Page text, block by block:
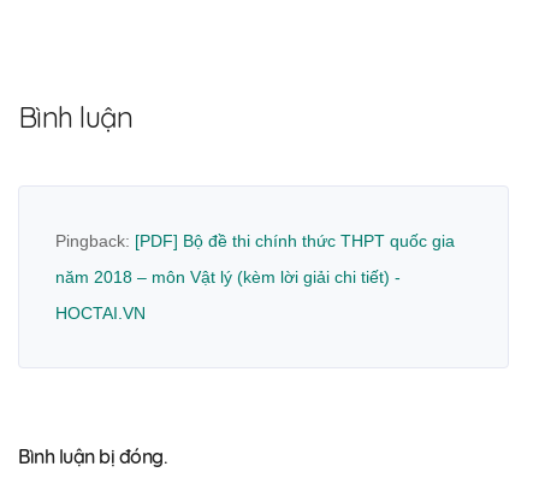
Bình luận
Pingback: [PDF] Bộ đề thi chính thức THPT quốc gia
năm 2018 – môn Vật lý (kèm lời giải chi tiết) -
HOCTAI.VN
Bình luận bị đóng.